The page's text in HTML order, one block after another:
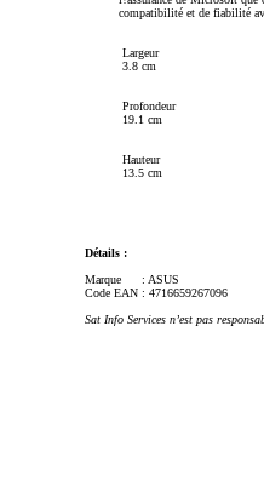
compatibilité et de fiabilité
Largeur
3.8 cm
Profondeur
19.1 cm
Hauteur
13.5 cm
Détails :
Marque
: ASUS
Code EAN : 4716659267096
Sat Info Services n’est pas